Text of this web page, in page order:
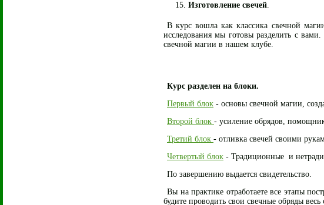
Изготовление свечей.
В курс вошла как классика свечной
исследования мы готовы разделить с вами.
свечной магии в нашем клубе.
Курс разделен на блоки.
Первый блок - основы свечной магии,
Второй блок - усиление обрядов,
Третий блок - отливка свечей своими
Четвертый блок - Традиционные и
По завершению выдается свидетельство.
Вы на практике отработаете все этапы
будите проводить свои свечные обряды весь